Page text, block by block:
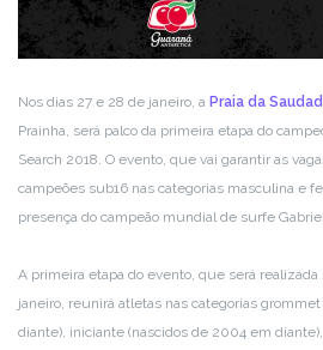
Nos dias 27 e 28 de janeiro, a Praia da
Prainha, será palco da primeira etapa do
Search 2018. O evento, que vai garantir as
campeões sub16 nas categorias masculina e
presença do campeão mundial de surfe
A primeira etapa do evento, que será realizada
janeiro, reunirá atletas nas categorias
diante), iniciante (nascidos de 2004 em